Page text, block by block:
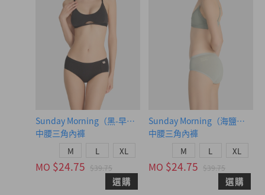
Sunday Morning（黑-早晨綠織標）
中腰三角內褲
M L XL
MO $24.75 $39.75
選購
Sunday Morning（海鹽綠-
中腰三角內褲
M L XL
MO $24.75 $39.75
選購